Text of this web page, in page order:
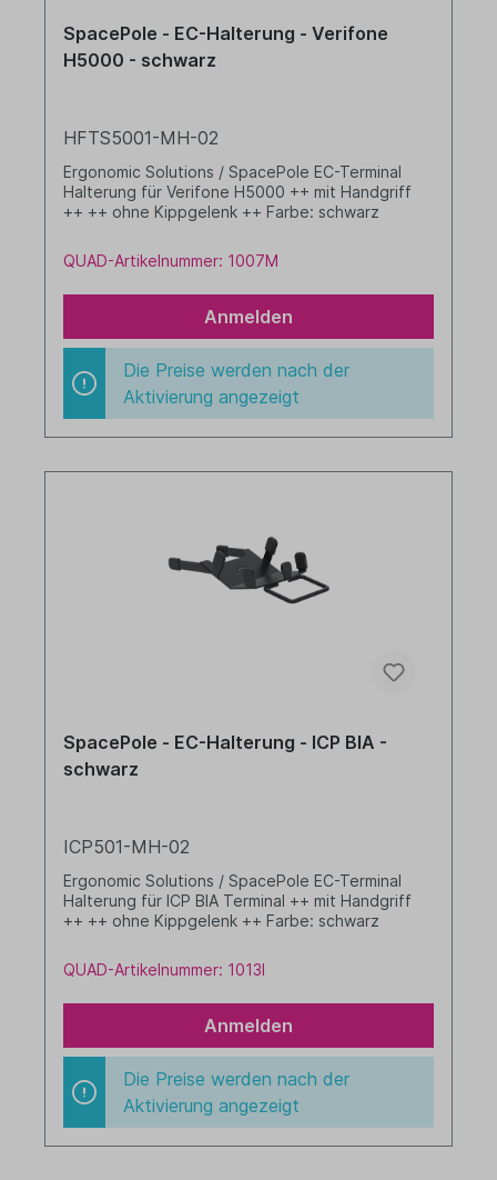
SpacePole - EC-Halterung - Verifone
H5000 - schwarz
HFTS5001-MH-02
Ergonomic Solutions / SpacePole EC-Terminal
Halterung für Verifone H5000 ++ mit Handgriff
++ ++ ohne Kippgelenk ++ Farbe: schwarz
QUAD-Artikelnummer: 1007M
Anmelden
Die Preise werden nach der
Aktivierung angezeigt
SpacePole - EC-Halterung - ICP BIA -
schwarz
ICP501-MH-02
Ergonomic Solutions / SpacePole EC-Terminal
Halterung für ICP BIA Terminal ++ mit Handgriff
++ ++ ohne Kippgelenk ++ Farbe: schwarz
QUAD-Artikelnummer: 1013I
Anmelden
Die Preise werden nach der
Aktivierung angezeigt